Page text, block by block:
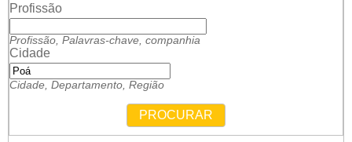
Profissão
Profissão, Palavras-chave, companhia
Cidade
Cidade, Departamento, Região
PROCURAR